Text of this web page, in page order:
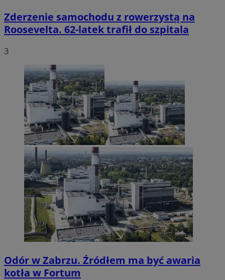
Zderzenie samochodu z rowerzystą na
Roosevelta. 62-latek trafił do szpitala
3
Odór w Zabrzu. Źródłem ma być awaria
kotła w Fortum